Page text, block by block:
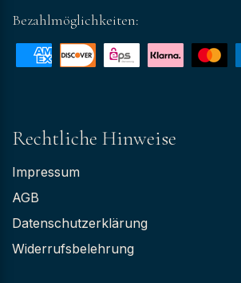
Bezahlmöglichkeiten:
Rechtliche Hinweise
Impressum
AGB
Datenschutzerklärung
Widerrufsbelehrung